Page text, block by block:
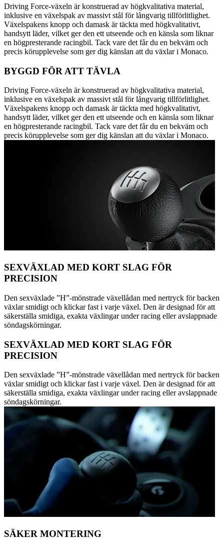
Driving Force-växeln är konstruerad av högkvalitativa material,
inklusive en växelspak av massivt stål för långvarig tillförlitlighet.
Växelspakens knopp och damask är täckta med högkvalitativt,
handsytt läder, vilket ger den ett utseende och en känsla som liknar
en högpresterande racingbil. Tack vare det får du en bekväm och
precis körupplevelse som ger dig känslan att du växlar i Monaco.
BYGGD FÖR ATT TÄVLA
Driving Force-växeln är konstruerad av högkvalitativa material,
inklusive en växelspak av massivt stål för långvarig tillförlitlighet.
Växelspakens knopp och damask är täckta med högkvalitativt,
handsytt läder, vilket ger den ett utseende och en känsla som liknar
en högpresterande racingbil. Tack vare det får du en bekväm och
precis körupplevelse som ger dig känslan att du växlar i Monaco.
SEXVÄXLAD MED KORT SLAG FÖR
PRECISION
Den sexväxlade ”H”-mönstrade växellådan med nertryck för backen
växlar smidigt och klickar fast i varje växel. Den är designad för att
säkerställa smidiga, exakta växlingar under racing eller avslappnade
söndagskörningar.
SEXVÄXLAD MED KORT SLAG FÖR
PRECISION
Den sexväxlade ”H”-mönstrade växellådan med nertryck för backen
växlar smidigt och klickar fast i varje växel. Den är designad för att
säkerställa smidiga, exakta växlingar under racing eller avslappnade
söndagskörningar.
SÄKER MONTERING